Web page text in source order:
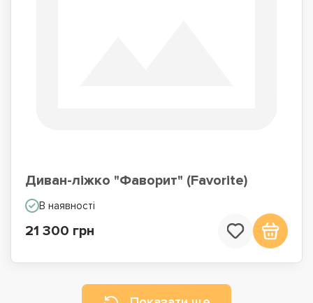
Диван-ліжко "Фаворит" (Favorite)
В наявності
21 300 грн